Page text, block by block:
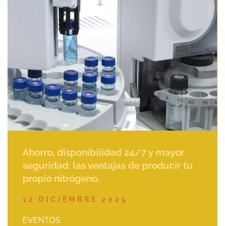
Ahorro, disponibilidad 24/7 y mayor
seguridad: las ventajas de producir tu
propio nitrógeno.
12 DICIEMBRE 2025
EVENTOS